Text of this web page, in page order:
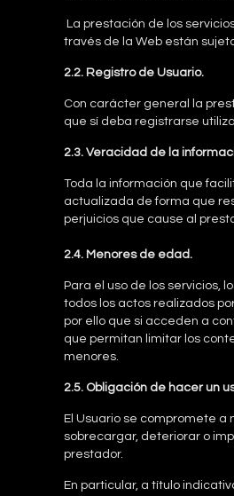
La prestación de los
través de la Web están
2.2. Registro de Usuario.
Con carácter general la
que sí deba registrarse
2.3. Veracidad de la
Toda la información que
actualizada de forma que
perjuicios que cause al
2.4. Menores de edad.
Para el uso de los servicios,
todos los actos realizados
por ello que si acceden a
que permitan limitar los
menores.
2.5. Obligación de hacer un
El Usuario se compromete
sobrecargar, deteriorar o
prestador.
En particular, a título